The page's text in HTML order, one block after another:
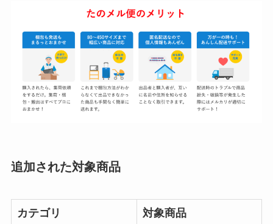
追加された対象商品
カテゴリ 対象商品